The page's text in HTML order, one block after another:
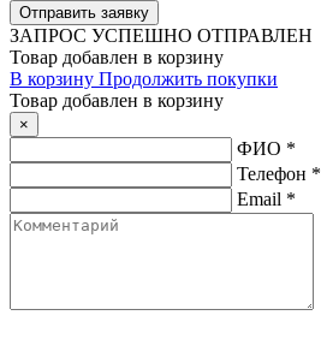
ЗАПРОС УСПЕШНО ОТПРАВЛЕН
Товар добавлен в корзину
В корзину Продолжить покупки
Товар добавлен в корзину
×
ФИО *
Телефон *
Email *